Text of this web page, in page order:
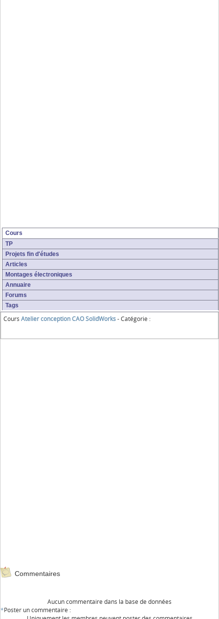
Cours
TP
Projets fin d'études
Articles
Montages électroniques
Annuaire
Forums
Tags
Cours Atelier conception CAO SolidWorks- Catégorie :
Commentaires
Aucun commentaire dans la base de données
*Poster un commentaire :